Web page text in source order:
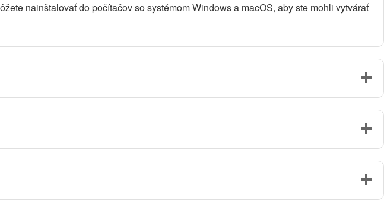
nainštalovať do počítačov so systémom Windows a macOS, aby ste mohli vytvárať